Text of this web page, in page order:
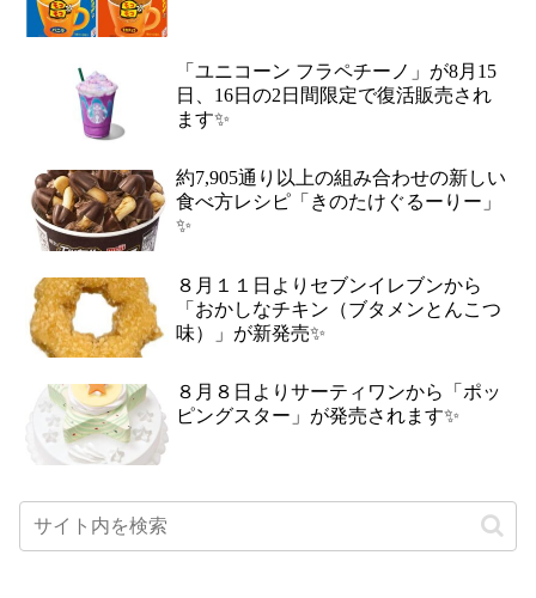
「ユニコーン フラペチーノ」が8月15
日、16日の2日間限定で復活販売され
ます✨
約7,905通り以上の組み合わせの新しい
食べ方レシピ「きのたけぐるーりー」
✨
８月１１日よりセブンイレブンから
「おかしなチキン（ブタメンとんこつ
味）」が新発売✨
８月８日よりサーティワンから「ポッ
ピングスター」が発売されます✨